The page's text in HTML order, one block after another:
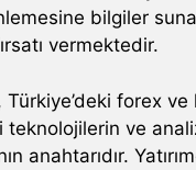
bilgiler
vermektedir.
forex
teknolojilerin ve
anahtarıdır.